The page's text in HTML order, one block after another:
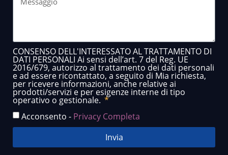
CONSENSO DELL'INTERESSATO AL TRATTAMENTO DI
DATI PERSONALI Ai sensi dell’art. 7 del Reg. UE
2016/679, autorizzo al trattamento dei dati personali
e ad essere ricontattato, a seguito di Mia richiesta,
per ricevere informazioni, anche relative ai
prodotti/servizi e per esigenze interne di tipo
operativo o gestionale.
Acconsento - Privacy Completa
Invia